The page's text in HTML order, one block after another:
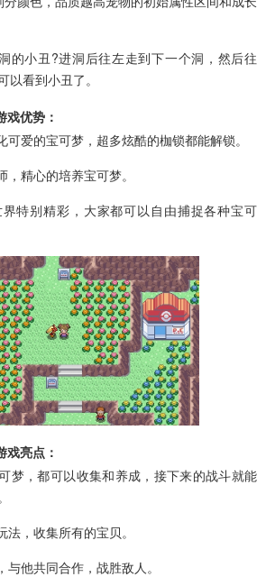
的小丑?进洞后往左走到下一个洞，然后往
以看到小丑了。
戏优势：
爱的宝可梦，超多炫酷的枷锁都能解锁。
精心的培养宝可梦。
特别精彩，大家都可以自由捕捉各种宝可
戏亮点：
梦，都可以收集和养成，接下来的战斗就能
，收集所有的宝贝。
他共同合作，战胜敌人。